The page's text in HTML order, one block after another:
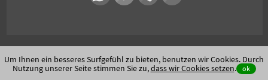
Um Ihnen ein besseres Surfgefühl zu bieten, benutzen wir Cookies. Durch
Nutzung unserer Seite stimmen Sie zu,dass wir Cookies setzen. ok